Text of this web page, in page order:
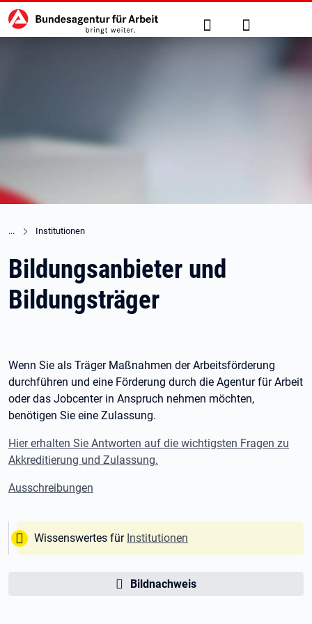
zu den Hauptinhalten springen
Hauptnavigation Suche Anmelden
Institutionen
Bildungsanbieter und
Bildungsträger
Wenn Sie als Träger Maßnahmen der Arbeitsförderung
durchführen und eine Förderung durch die Agentur für Arbeit
oder das Jobcenter in Anspruch nehmen möchten,
benötigen Sie eine Zulassung.
Hier erhalten Sie Antworten auf die wichtigsten Fragen zu
Akkreditierung und Zulassung.
Ausschreibungen
Tipp:
Wissenswertes für Institutionen
Bildnachweis